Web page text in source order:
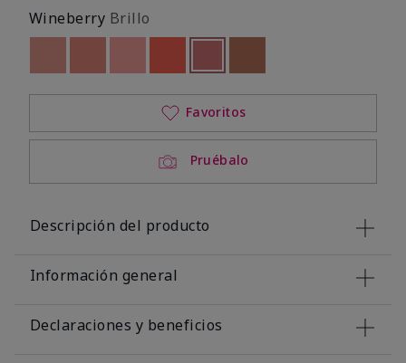
Wineberry Brillo
Out of stockOut of stockseleccionado
Out of stock
Pruébalo
Favoritos
Descripción del producto
Información general
Declaraciones y beneficios